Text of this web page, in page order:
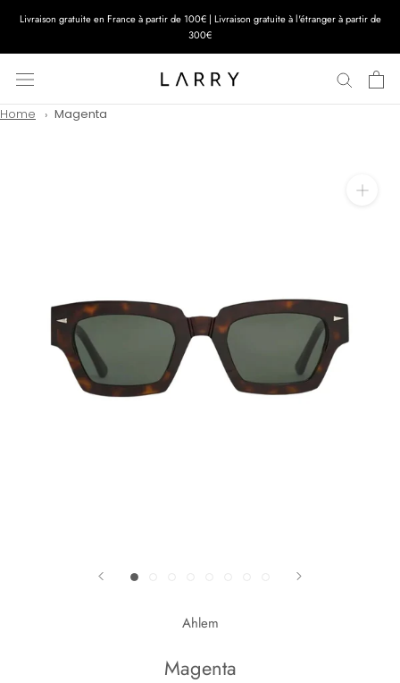
contenu
Livraison gratuite en France à partir de 100€ | Livraison gratuite à l'étranger à partir de
300€
Home Magenta
Ahlem
Magenta